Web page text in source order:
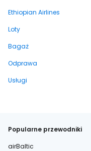
Ethiopian Airlines
Loty
Bagaż
Odprawa
Usługi
Popularne przewodniki
airBaltic